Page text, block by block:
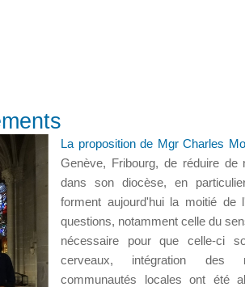
La proposition de Mgr Charles
Genève, Fribourg, de réduire
dans son diocèse, en
forment aujourd'hui la moitié de
questions, notamment celle du
nécessaire pour que celle-ci
cerveaux, intégration des
communautés locales ont été